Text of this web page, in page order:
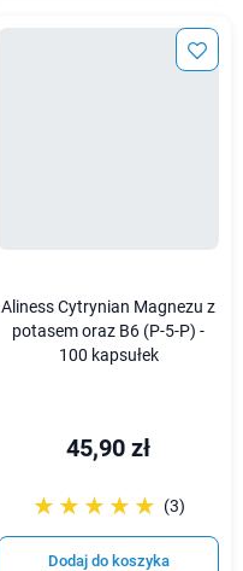
Aliness Cytrynian Magnezu z
potasem oraz B6 (P-5-P) -
100 kapsułek
45,90 zł
☆☆☆☆☆
★★★★★ (3)
Dodaj do koszyka